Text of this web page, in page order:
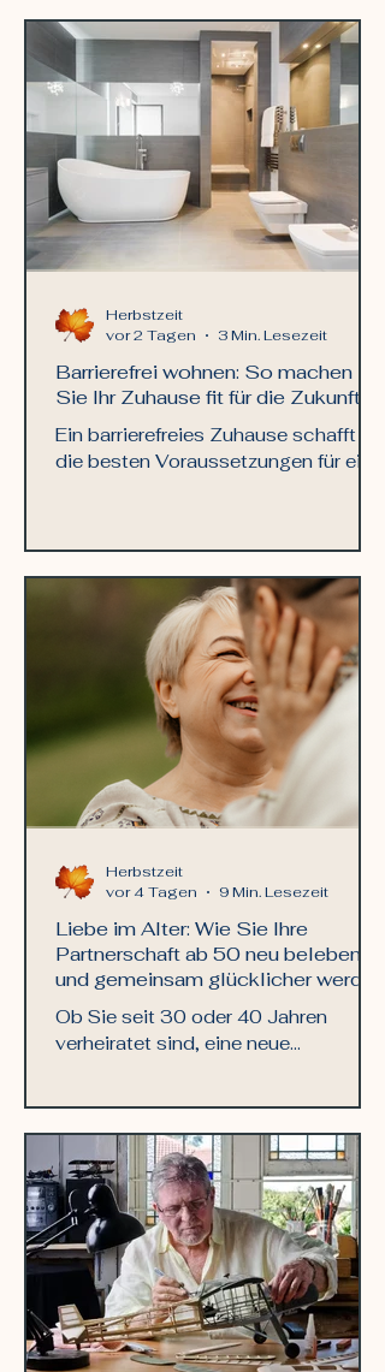
Barrierefrei wohnen: So machen
Sie Ihr Zuhause fit für die Zukunft
Ein barrierefreies Zuhause schafft
die besten Voraussetzungen für ein
zu Kosten, Smart Home und
Förderungen.
Herbstzeit
vor 2 Tagen
3 Min. Lesezeit
Liebe im Alter: Wie Sie Ihre
Partnerschaft ab 50 neu beleben
und gemeinsam glücklicher werden
Ob Sie seit 30 oder 40 Jahren
verheiratet sind, eine neue
haben – Liebe im Alter bietet die
Chance auf einen neuen, intensiven
Lebensabschnitt.
Herbstzeit
vor 4 Tagen
9 Min. Lesezeit